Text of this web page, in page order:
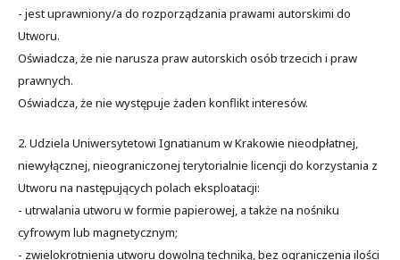
- jest uprawniony/a do rozporządzania prawami autorskimi do
Utworu.
Oświadcza, że nie narusza praw autorskich osób trzecich i praw
prawnych.
Oświadcza, że nie występuje żaden konflikt interesów.
2. Udziela Uniwersytetowi Ignatianum w Krakowie nieodpłatnej,
niewyłącznej, nieograniczonej terytorialnie licencji do korzystania z
Utworu na następujących polach eksploatacji:
- utrwalania utworu w formie papierowej, a także na nośniku
cyfrowym lub magnetycznym;
- zwielokrotnienia utworu dowolną techniką, bez ograniczenia ilości